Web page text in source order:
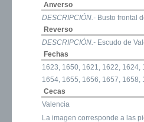
Anverso
DESCRIPCIÓN.- Busto frontal
Reverso
DESCRIPCIÓN.- Escudo de
Fechas
1623, 1650, 1621, 1622,
1654, 1655, 1656, 1657, 1658,
Cecas
Valencia
La imagen corresponde a las